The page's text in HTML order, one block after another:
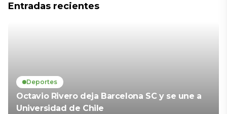
Entradas recientes
Deportes
Octavio Rivero deja Barcelona SC y se une a
Universidad de Chile